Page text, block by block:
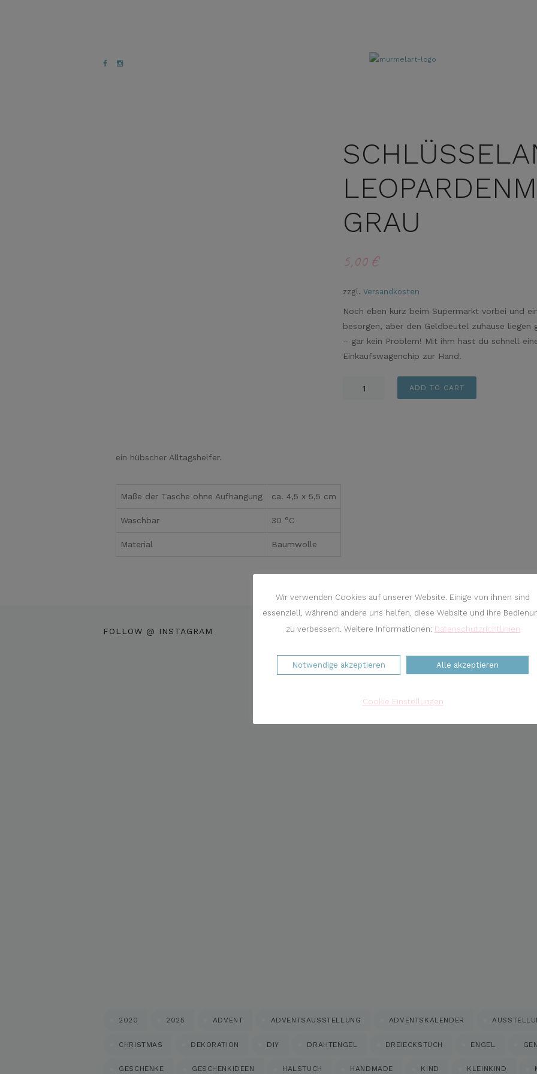
GRAU
5,00€
zzgl. Versandkosten
Noch eben kurz beim Supermarkt vorbei und
besorgen, aber den Geldbeutel zuhause liegen
– gar kein Problem! Mit ihm hast du schnell
Einkaufswagenchip zur Hand.
Schlüsselanhänger
Leopardenmuster
ADD TO CART
ein hübscher Alltagshelfer.
Maße der Tasche ohne Aufhängung ca. 4,5 x 5,5 cm
Waschbar 30 °C
Material Baumwolle
FOLLOW @ INSTAGRAM
2020 2025 ADVENT ADVENTSAUSSTELLUNG ADVENTSKALENDER
CHRISTMAS DEKORATION DIY DRAHTENGEL DREIECKSTUCH ENGEL
GESCHENKE GESCHENKIDEEN HALSTUCH HANDMADE KIND KLEINKIND
Wir verwenden Cookies auf unserer Website. Einige von ihnen sind
essenziell, während andere uns helfen, diese Website und Ihre
zu verbessern. Weitere Informationen: Datenschutzrichtlinien
Notwendige akzeptieren Alle akzeptieren
Cookie Einstellungen